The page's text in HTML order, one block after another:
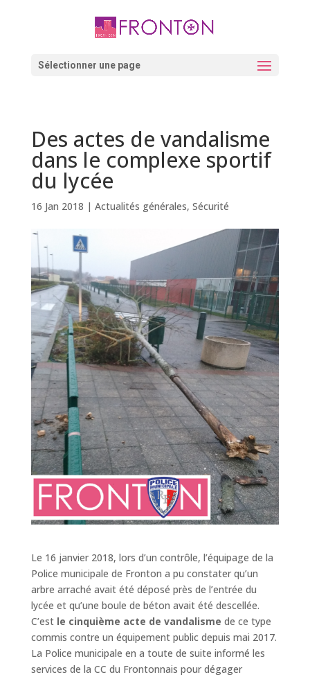
Sélectionner une page
Des actes de vandalisme
dans le complexe sportif
du lycée
16 Jan 2018 | Actualités générales, Sécurité
Le 16 janvier 2018, lors d’un contrôle, l’équipage de la
Police municipale de Fronton a pu constater qu’un
arbre arraché avait été déposé près de l’entrée du
lycée et qu’une boule de béton avait été descellée.
C’est le cinquième acte de vandalisme de ce type
commis contre un équipement public depuis mai 2017.
La Police municipale en a toute de suite informé les
services de la CC du Frontonnais pour dégager